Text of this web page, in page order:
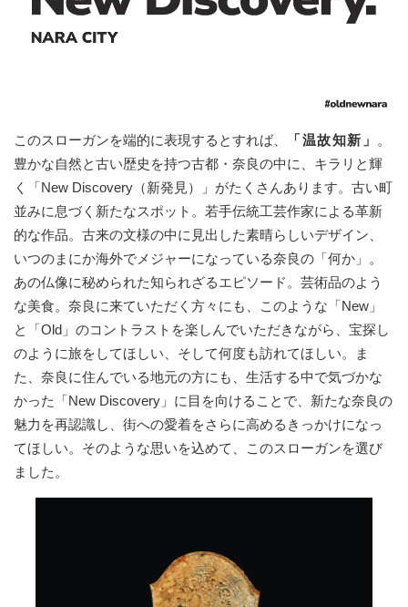
​このスローガンを端的に表現するとすれば、 「温故知新」
。
豊かな自然と古い歴史を持つ古都・奈良の中に、キラリと輝
く「New Discovery（新発見）」がたくさんあります。古い町
並みに息づく新たなスポット。若手伝統工芸作家による革新
的な作品。古来の文様の中に見出した素晴らしいデザイン、
いつのまにか海外でメジャーになっている奈良の「何か」。
あの仏像に秘められた知られざるエピソード。芸術品のよう
な美食。奈良に来ていただく方々にも、このような「New」
と「Old」のコントラストを楽しんでいただきながら、宝探し
のように旅をしてほしい、そして何度も訪れてほしい。ま
た、奈良に住んでいる地元の方にも、生活する中で気づかな
かった「New Discovery」に目を向けることで、新たな奈良の
魅力を再認識し、街への愛着をさらに高めるきっかけになっ
てほしい。そのような思いを込めて、このスローガンを選び
ました。